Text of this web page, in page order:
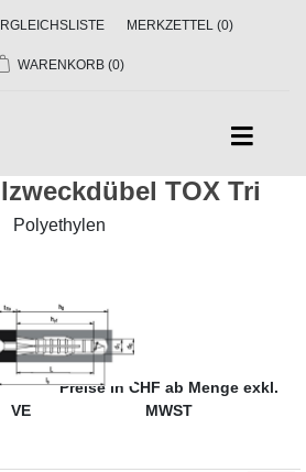
MERKZETTEL (0)
WARENKORB (0)
TOX Tri
Polyethylen
VE
Preise in CHF ab Menge exkl.
MWST